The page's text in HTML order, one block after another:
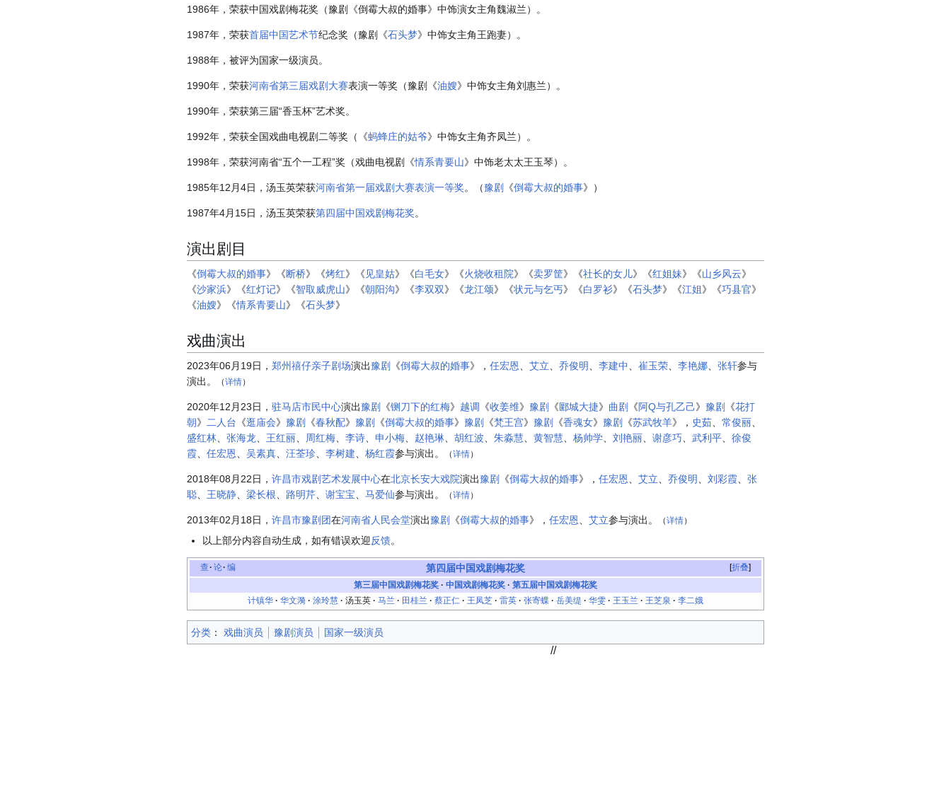
1986年，荣获中国戏剧梅花奖（豫剧《倒霉大叔的婚事》中饰演女主角魏淑兰）。
1987年，荣获首届中国艺术节纪念奖（豫剧《石头梦》中饰女主角王跑妻）。
1988年，被评为国家一级演员。
1990年，荣获河南省第三届戏剧大赛表演一等奖（豫剧《油嫂》中饰女主角刘惠兰）。
1990年，荣获第三届“香玉杯”艺术奖。
1992年，荣获全国戏曲电视剧二等奖（《蚂蜂庄的姑爷》中饰女主角齐凤兰）。
1998年，荣获河南省“五个一工程”奖（戏曲电视剧《情系青要山》中饰老太太王玉琴）。
1985年12月4日，汤玉英荣获河南省第一届戏剧大赛表演一等奖。（豫剧 《倒霉大叔的婚事》）
1987年4月15日，汤玉英荣获第四届中国戏剧梅花奖。
演出剧目
《倒霉大叔的婚事》《断桥》《烤红》《见皇姑》《白毛女》《火烧收租院》《卖罗筐》《社长的女儿》《红姐妹》《山乡风云》
《沙家浜》《红灯记》《智取威虎山》《朝阳沟》《李双双》《龙江颂》《状元与乞丐》《白罗衫》《石头梦》《江姐》《巧县官》
《油嫂》《情系青要山》《石头梦》
戏曲演出
2023年06月19日， 郑州禧仔亲子剧场演出豫剧 《倒霉大叔的婚事》， 任宏恩、 艾立、 乔俊明、 李建中、 崔玉荣、 李艳娜、 张轩参与
演出。
（详情）
2020年12月23日， 驻马店市民中心演出豫剧 《铡刀下的红梅》 越调 《收姜维》 豫剧 《郾城大捷》 曲剧 《阿Q与孔乙己》 豫剧 《花打
朝》 二人台 《逛庙会》 豫剧 《春秋配》 豫剧 《倒霉大叔的婚事》 豫剧 《梵王宫》 豫剧 《香魂女》 豫剧 《苏武牧羊》， 史茹、 常俊丽、
盛红林、 张海龙、 王红丽、 周红梅、 李诗、 申小梅、 赵艳琳、 胡红波、 朱淼慧、 黄智慧、 杨帅学、 刘艳丽、 谢彦巧、 武利平、 徐俊
霞、 任宏恩、 吴素真、 汪荃珍、 李树建、 杨红霞参与演出。 （详情）
2018年08月22日， 许昌市戏剧艺术发展中心在北京长安大戏院演出豫剧 《倒霉大叔的婚事》， 任宏恩、 艾立、 乔俊明、 刘彩霞、 张
聪、 王晓静、 梁长根、 路明芹、 谢宝宝、 马爱仙参与演出。 （详情）
2013年02月18日， 许昌市豫剧团在河南省人民会堂演出豫剧 《倒霉大叔的婚事》， 任宏恩、 艾立参与演出。 （详情）
以上部分内容自动生成，如有错误欢迎反馈。
折叠
查 论 编 第四届中国戏剧梅花奖
第三届中国戏剧梅花奖 · 中国戏剧梅花奖 · 第五届中国戏剧梅花奖
计镇华 · 华文漪 · 涂玲慧 · 汤玉英 · 马兰 · 田桂兰 · 蔡正仁 · 王凤芝 · 雷英 · 张寄蝶 · 岳美缇 · 华雯 · 王玉兰 · 王芝泉 · 李二娥
分类 ：​ 戏曲演员 豫剧演员 国家一级演员
//